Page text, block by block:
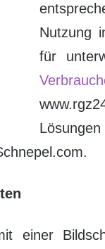
Nutzung
für
einer